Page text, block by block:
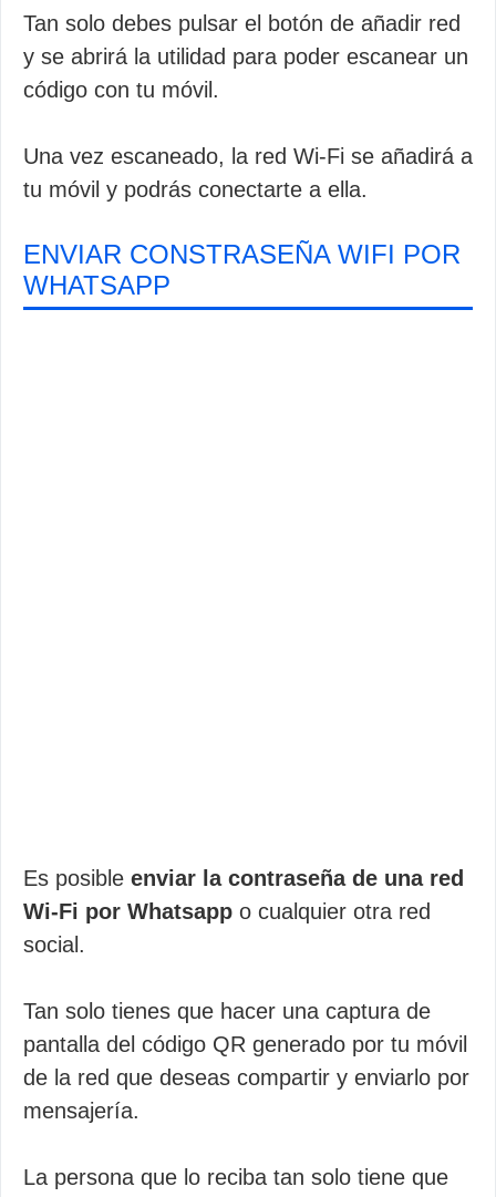
Tan solo debes pulsar el botón de añadir red
y se abrirá la utilidad para poder escanear un
código con tu móvil.
Una vez escaneado, la red Wi-Fi se añadirá a
tu móvil y podrás conectarte a ella.
ENVIAR CONSTRASEÑA WIFI POR
WHATSAPP
Es posible enviar la contraseña de una red
Wi-Fi por Whatsapp o cualquier otra red
social.
Tan solo tienes que hacer una captura de
pantalla del código QR generado por tu móvil
de la red que deseas compartir y enviarlo por
mensajería.
La persona que lo reciba tan solo tiene que